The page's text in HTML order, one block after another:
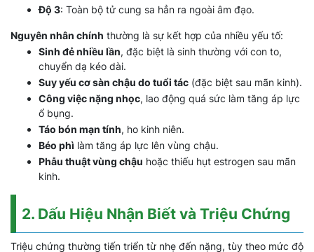
Độ 3: Toàn bộ tử cung sa hẳn ra ngoài âm đạo.
Nguyên nhân chính thường là sự kết hợp của nhiều yếu tố:
Sinh đẻ nhiều lần, đặc biệt là sinh thường với con to,
chuyển dạ kéo dài.
Suy yếu cơ sàn chậu do tuổi tác (đặc biệt sau mãn kinh).
Công việc nặng nhọc, lao động quá sức làm tăng áp lực
ổ bụng.
Táo bón mạn tính, ho kinh niên.
Béo phì làm tăng áp lực lên vùng chậu.
Phẫu thuật vùng chậu hoặc thiếu hụt estrogen sau mãn
kinh.
2. Dấu Hiệu Nhận Biết và Triệu Chứng
Triệu chứng thường tiến triển từ nhẹ đến nặng, tùy theo mức độ